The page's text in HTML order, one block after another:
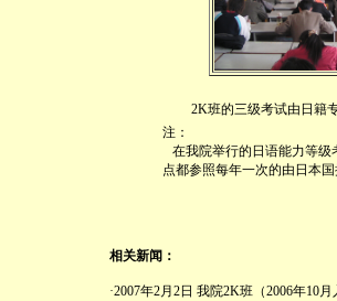
2K班的三级考试由日籍
注：
在我院举行的日语能力等级
点都参照每年一次的由日本
相关新闻：
·2007年2月2日 我院2K班（2006年10